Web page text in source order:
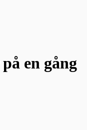
på en gång